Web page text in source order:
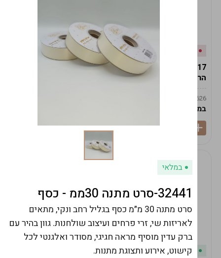
19617-2/17-אגרטל
הרמס 19ס"מ -לבן נקי
9009492379626
במארז
במלאי
19617/6-אגרטל הרמס
במלאי
במלאי
32441-סרט מתנה 30ממ - כסף
סרט מתנה 30 מ״מ כסף בגליל רחב ונקי, מתאים
לאריזות שי, זרי פרחים ועיצוב שולחנות. גוון בהיר עם
ברק עדין מוסיף מראה חגיגי, מסודר ואלגנטי לכל
קישוט, אירוע ותצוגת מתנות.